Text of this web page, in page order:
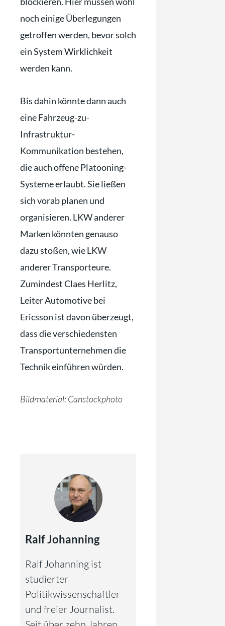
noch einige Überlegungen
getroffen werden, bevor solch
ein System Wirklichkeit
werden kann.
Bis dahin könnte dann auch
eine Fahrzeug-zu-
Infrastruktur-
Kommunikation bestehen,
die auch offene Platooning-
Systeme erlaubt. Sie ließen
sich vorab planen und
organisieren. LKW anderer
Marken könnten genauso
dazu stoßen, wie LKW
anderer Transporteure.
Zumindest Claes Herlitz,
Leiter Automotive bei
Ericsson ist davon überzeugt,
dass die verschiedensten
Transportunternehmen die
Technik einführen würden.
Bildmaterial: Canstockphoto
Ralf Johanning
Ralf Johanning ist
studierter
Politikwissenschaftler
und freier Journalist.